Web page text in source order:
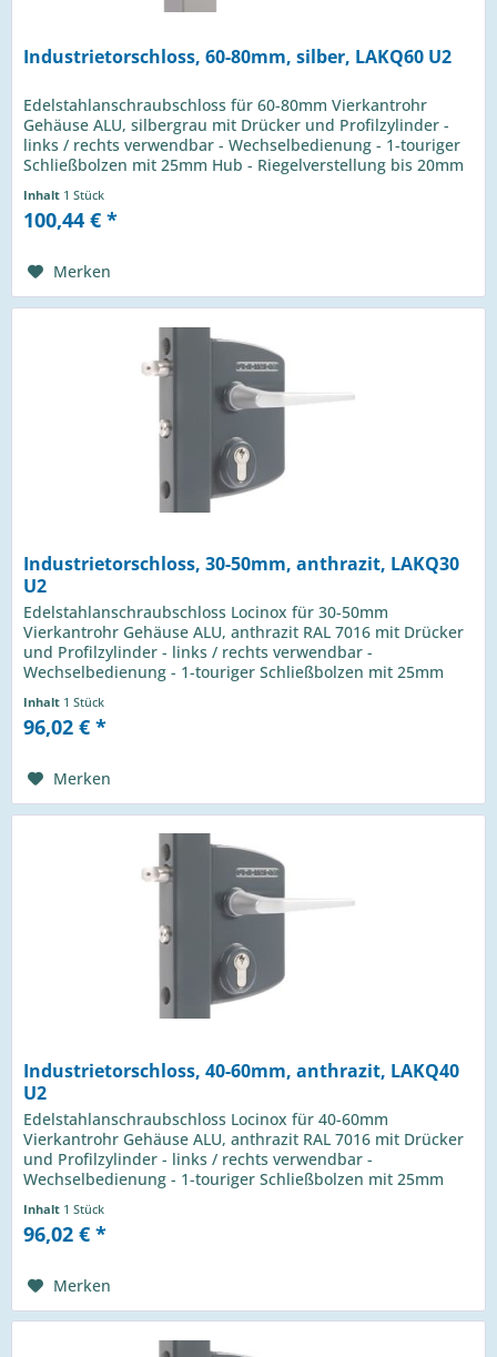
Industrietorschloss, 60-80mm, silber, LAKQ60 U2
Edelstahlanschraubschloss für 60-80mm Vierkantrohr
Gehäuse ALU, silbergrau mit Drücker und Profilzylinder -
links / rechts verwendbar - Wechselbedienung - 1-touriger
Schließbolzen mit 25mm Hub - Riegelverstellung bis 20mm
Inhalt 1 Stück
100,44 € *
Merken
Industrietorschloss, 30-50mm, anthrazit, LAKQ30
U2
Edelstahlanschraubschloss Locinox für 30-50mm
Vierkantrohr Gehäuse ALU, anthrazit RAL 7016 mit Drücker
und Profilzylinder - links / rechts verwendbar -
Wechselbedienung - 1-touriger Schließbolzen mit 25mm
Inhalt 1 Stück
96,02 € *
Merken
Industrietorschloss, 40-60mm, anthrazit, LAKQ40
U2
Edelstahlanschraubschloss Locinox für 40-60mm
Vierkantrohr Gehäuse ALU, anthrazit RAL 7016 mit Drücker
und Profilzylinder - links / rechts verwendbar -
Wechselbedienung - 1-touriger Schließbolzen mit 25mm
Inhalt 1 Stück
96,02 € *
Merken